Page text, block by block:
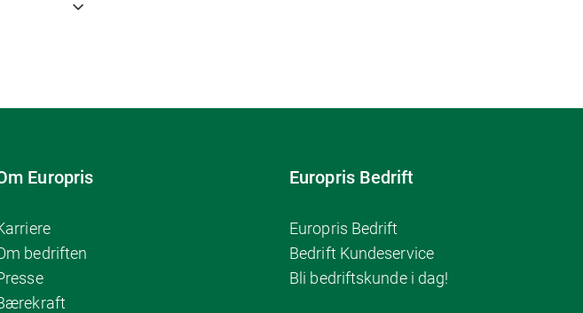
Europris
bedriften
Europris Bedrift
Europris Bedrift
Bedrift Kundeservice
Bli bedriftskunde i dag!